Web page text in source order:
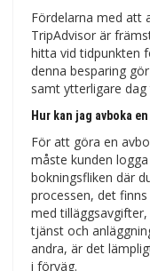
Fördelarna med att
TripAdvisor är
hitta vid tidpunkten
denna besparing
samt ytterligare dag
Hur kan jag avboka en
För att göra en
måste kunden
bokningsfliken där
processen, det
med
tjänst och
andra, är det
i förväg.